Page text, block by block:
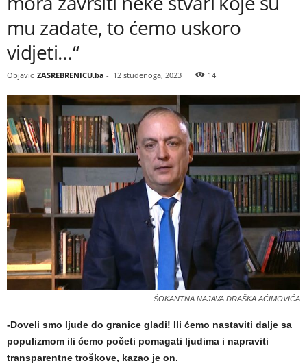
mu zadate, to ćemo uskoro
vidjeti…“
Objavio ZASREBRENICU.ba - 12 studenoga, 2023 14
ŠOKANTNA NAJAVA DRAŠKA AĆIMOVIĆA
-Doveli smo ljude do granice gladi! Ili ćemo nastaviti dalje sa
populizmom ili ćemo početi pomagati ljudima i napraviti
transparentne troškove, kazao je on.